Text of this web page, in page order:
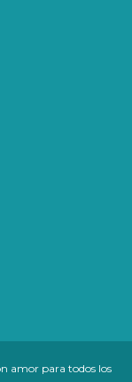
amor para todos los